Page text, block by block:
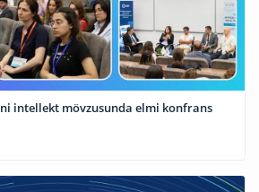
intellekt mövzusunda elmi konfrans